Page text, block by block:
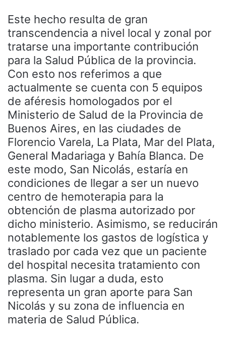
Este hecho resulta de gran
transcendencia a nivel local y zonal por
tratarse una importante contribución
para la Salud Pública de la provincia.
Con esto nos referimos a que
actualmente se cuenta con 5 equipos
de aféresis homologados por el
Ministerio de Salud de la Provincia de
Buenos Aires, en las ciudades de
Florencio Varela, La Plata, Mar del Plata,
General Madariaga y Bahía Blanca. De
este modo, San Nicolás, estaría en
condiciones de llegar a ser un nuevo
centro de hemoterapia para la
obtención de plasma autorizado por
dicho ministerio. Asimismo, se reducirán
notablemente los gastos de logística y
traslado por cada vez que un paciente
del hospital necesita tratamiento con
plasma. Sin lugar a duda, esto
representa un gran aporte para San
Nicolás y su zona de influencia en
materia de Salud Pública.